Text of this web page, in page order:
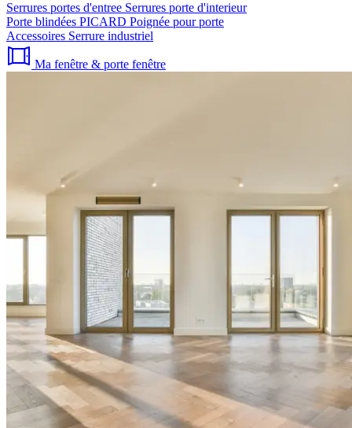
Serrures portes d'entree Serrures porte d'interieur
Porte blindées PICARD Poignée pour porte
Accessoires Serrure industriel
Ma fenêtre & porte fenêtre